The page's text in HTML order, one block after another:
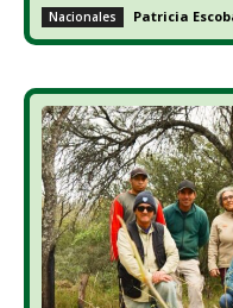
Nacionales Patricia